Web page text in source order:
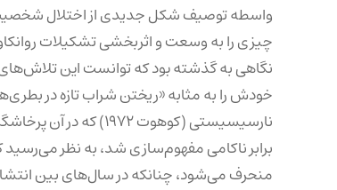
واسطه توصیف شکل جدیدی از اختلال
چیزی را به وسعت و اثربخشی تشکیلات
نگاهی به گذشته بود که توانست این
نارسیسیستی (کوهوت
برابر ناکامی مفهوم‌سازی شد، به نظر
منحرف می‌شود، چنانکه در سال‌های بین انتشار